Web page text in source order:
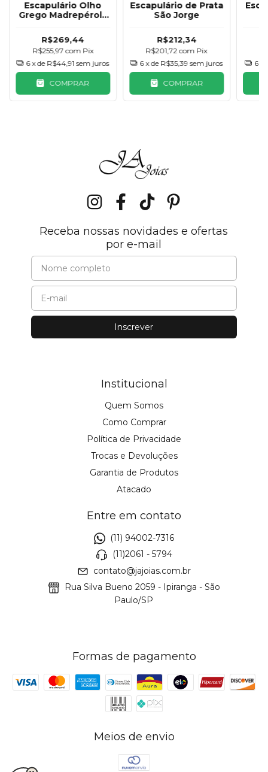
Escapulário Olho
Grego Madrepérola
R$269,44
R$255,97com Pix
6 x de R$44,91 sem juros
COMPRAR
Escapulário de Prata
São Jorge
R$212,34
R$201,72com Pix
6 x de R$35,39 sem juros
COMPRAR
6
Receba nossas novidades e ofertas
por e-mail
Institucional
Quem Somos
Como Comprar
Política de Privacidade
Trocas e Devoluções
Garantia de Produtos
Atacado
Entre em contato
(11) 94002-7316
(11)2061 - 5794
contato@jajoias.com.br
Rua Silva Bueno 2059 - Ipiranga - São
Paulo/SP
Formas de pagamento
Meios de envio